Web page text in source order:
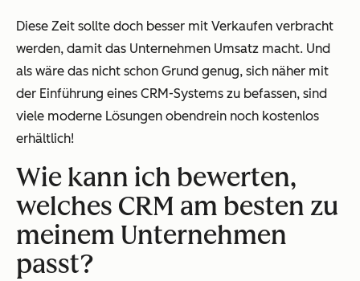
Diese Zeit sollte doch besser mit Verkaufen verbracht
werden, damit das Unternehmen Umsatz macht. Und
als wäre das nicht schon Grund genug, sich näher mit
der Einführung eines CRM-Systems zu befassen, sind
viele moderne Lösungen obendrein noch kostenlos
erhältlich!
Wie kann ich bewerten,
welches CRM am besten zu
meinem Unternehmen
passt?